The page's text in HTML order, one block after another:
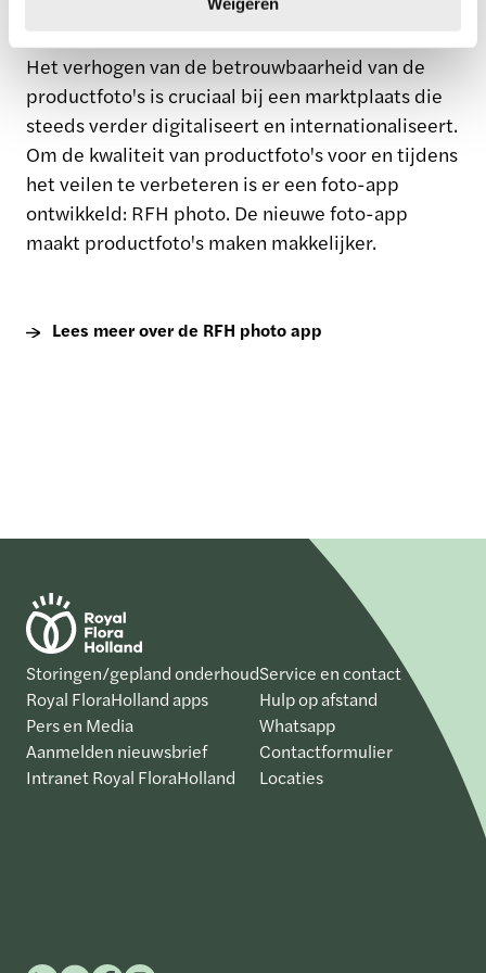
Het verhogen van de betrouwbaarheid van de
productfoto's is cruciaal bij een marktplaats die
steeds verder digitaliseert en internationaliseert.
Om de kwaliteit van productfoto's voor en tijdens
het veilen te verbeteren is er een foto-app
ontwikkeld: RFH photo. De nieuwe foto-app
maakt productfoto's maken makkelijker.
Lees meer over de RFH photo app
Storingen/gepland onderhoud
Royal FloraHolland apps
Pers en Media
Aanmelden nieuwsbrief
Intranet Royal FloraHolland
Service en contact
Hulp op afstand
Whatsapp
Contactformulier
Locaties